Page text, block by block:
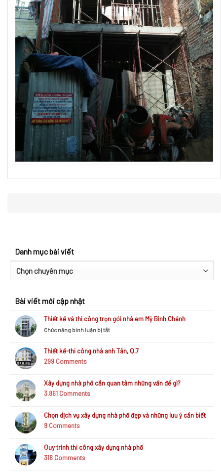
Danh mục bài viết
Danh
viết
Bài viết mới cập nhật
Thiết kế và thi công trọn gói nhà em Mỹ Bình Chánh
Chức năng bình luận bị tắtở
và
gói
Mỹ
Thiết kế-thi công nhà anh Tân, Q.7
299 Comments
Xây dựng nhà phố cần quan tâm những vấn đề gì?
3.861 Comments
Chọn dịch vụ xây dựng nhà phố đẹp và những lưu ý cần biết
9 Comments
Quy trình thi công xây dựng nhà phố
318 Comments